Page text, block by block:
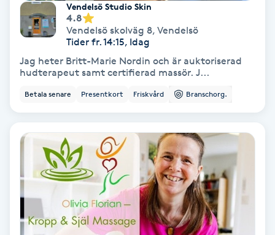
Fransk manikyr
Fransrengöring
Frekvensterapi
Friskvård
Friskvårdsmassage
Frisör
Funktionsanalys
Vendelsö Studio Skin
4.8
Vendelsö skolväg 8, Vendelsö
Tider fr. 14:15, Idag
Jag heter Britt-Marie Nordin och är auktoriserad
hudterapeut samt certifierad massör. J...
Betala senare Presentkort Friskvård Branschorg.